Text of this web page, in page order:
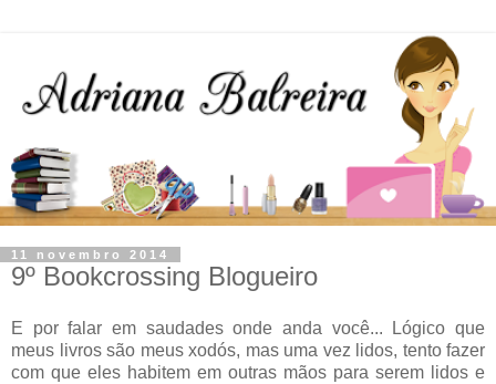
11 novembro 2014
9º Bookcrossing Blogueiro
E por falar em saudades onde anda você... Lógico que
meus livros são meus xodós, mas uma vez lidos, tento fazer
com que eles habitem em outras mãos para serem lidos e